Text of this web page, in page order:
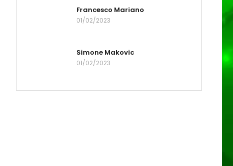
Francesco Mariano
01/02/2023
Simone Makovic
01/02/2023